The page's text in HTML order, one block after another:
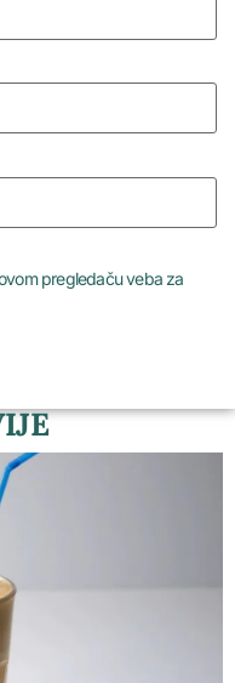
pregledaču veba za